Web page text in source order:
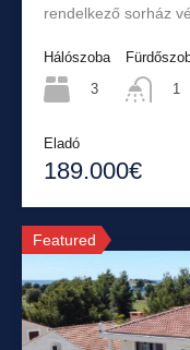
rendelkező sorház
Hálószoba
3
1
Eladó
189.000€
Featured